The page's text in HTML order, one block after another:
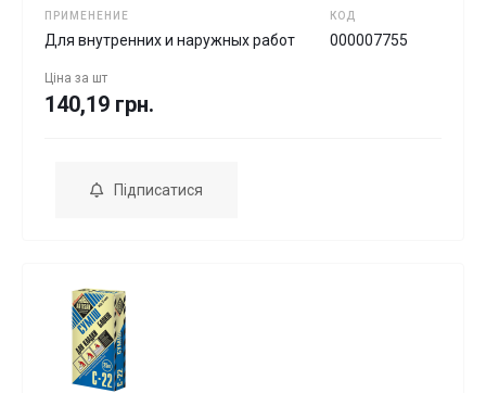
ПРИМЕНЕНИЕ
Для внутренних и наружных работ
КОД
000007755
Ціна за шт
140,19 грн.
Підписатися